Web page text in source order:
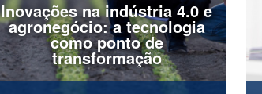
Inovações na indústria 4.0 e
agronegócio: a tecnologia
como ponto de
transformação